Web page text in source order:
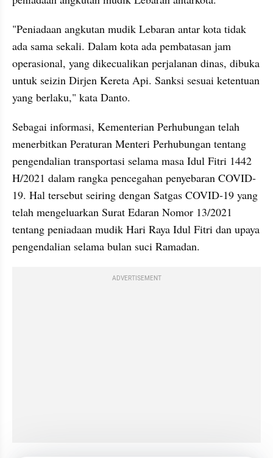
"Peniadaan angkutan mudik Lebaran antar kota tidak
ada sama sekali. Dalam kota ada pembatasan jam
operasional, yang dikecualikan perjalanan dinas, dibuka
untuk seizin Dirjen Kereta Api. Sanksi sesuai ketentuan
yang berlaku," kata Danto.
Sebagai informasi, Kementerian Perhubungan telah
menerbitkan Peraturan Menteri Perhubungan tentang
pengendalian transportasi selama masa Idul Fitri 1442
H/2021 dalam rangka pencegahan penyebaran COVID-
19. Hal tersebut seiring dengan Satgas COVID-19 yang
telah mengeluarkan Surat Edaran Nomor 13/2021
tentang peniadaan mudik Hari Raya Idul Fitri dan upaya
pengendalian selama bulan suci Ramadan.
ADVERTISEMENT